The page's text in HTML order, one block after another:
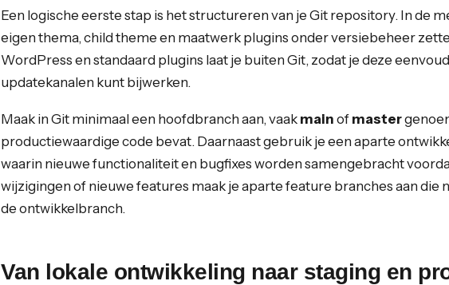
Een logische eerste stap is het structureren van je Git repository. In de
eigen thema, child theme en maatwerk plugins onder versiebeheer
WordPress en standaard plugins laat je buiten Git, zodat je deze
updatekanalen kunt bijwerken.
Maak in Git minimaal een hoofdbranch aan, vaak main of master
productiewaardige code bevat. Daarnaast gebruik je een aparte
waarin nieuwe functionaliteit en bugfixes worden samengebracht
wijzigingen of nieuwe features maak je aparte feature branches aan die
de ontwikkelbranch.
Van lokale ontwikkeling naar staging en